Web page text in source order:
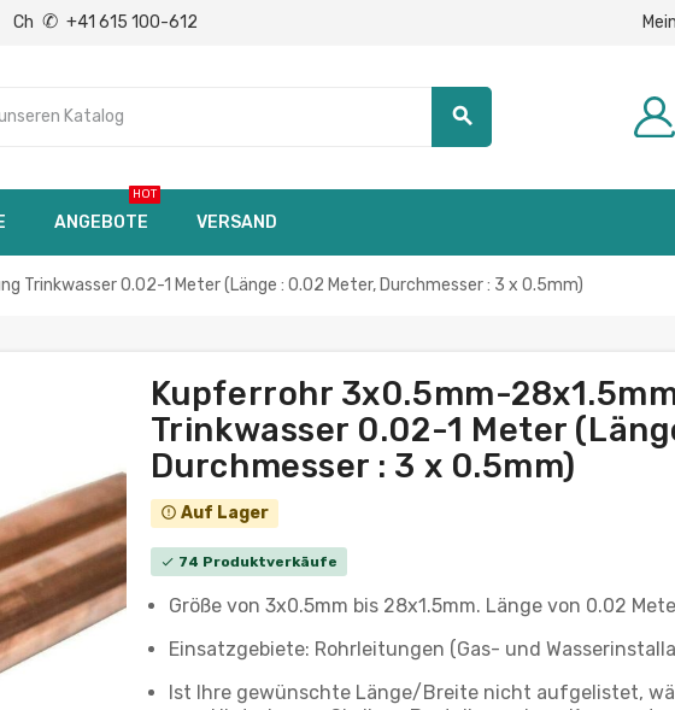
Ch ✆ +41 615 100-612
search
ANGEBOTE
HOT
VERSAND
Trinkwasser 0.02-1 Meter (Länge : 0.02 Meter, Durchmesser : 3 x 0.5mm)
Kupferrohr 3x0.5mm-
Trinkwasser 0.02-1 Meter
Durchmesser : 3 x 0.5mm)
error_outline Auf Lager
check 74 Produktverkäufe
Größe von 3x0.5mm bis 28x1.5mm. Länge von 0.02
Einsatzgebiete: Rohrleitungen (Gas- und
Ist Ihre gewünschte Länge/Breite nicht aufgelistet,